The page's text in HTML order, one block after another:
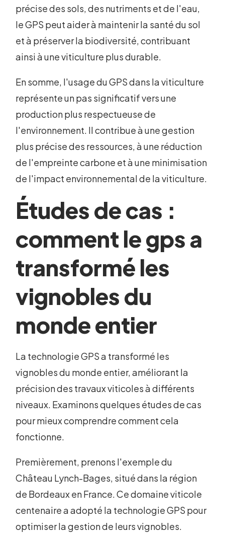
précise des sols, des nutriments et de l'eau,
le GPS peut aider à maintenir la santé du sol
et à préserver la biodiversité, contribuant
ainsi à une viticulture plus durable.
En somme, l'usage du GPS dans la viticulture
représente un pas significatif vers une
production plus respectueuse de
l'environnement. Il contribue à une gestion
plus précise des ressources, à une réduction
de l'empreinte carbone et à une minimisation
de l'impact environnemental de la viticulture.
Études de cas :
comment le gps a
transformé les
vignobles du
monde entier
La technologie GPS a transformé les
vignobles du monde entier, améliorant la
précision des travaux viticoles à différents
niveaux. Examinons quelques études de cas
pour mieux comprendre comment cela
fonctionne.
Premièrement, prenons l'exemple du
Château Lynch-Bages, situé dans la région
de Bordeaux en France. Ce domaine viticole
centenaire a adopté la technologie GPS pour
optimiser la gestion de leurs vignobles.